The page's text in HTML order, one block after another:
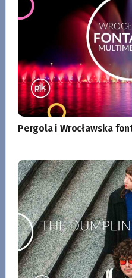
Pergola i Wrocławska